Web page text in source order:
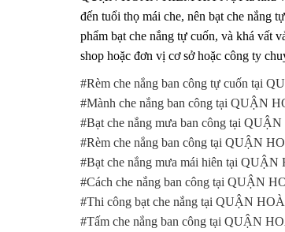
đến tuổi thọ mái che, nên bạt che nắng
phẩm bạt che nắng tự cuốn, và khá vất
shop hoặc đơn vị cơ sở hoặc công ty
#Rèm che nắng ban công tự cuốn tại
#Mành che nắng ban công tại QUẬN
#Bạt che nắng mưa ban công tại
#Rèm che nắng ban công tại QUẬN
#Bạt che nắng mưa mái hiên tại
#Cách che nắng ban công tại QUẬN
#Thi công bạt che nắng tại QUẬN
#Tấm che nắng ban công tại QUẬN